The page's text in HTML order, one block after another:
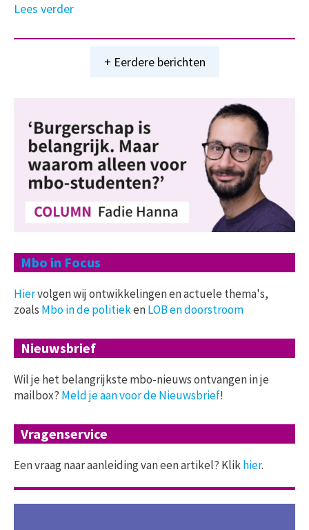
Lees verder
+ Eerdere berichten
Mbo in Focus
Hiervolgen wij ontwikkelingen en actuele thema's,
zoals Mbo in de politiekenLOB en doorstroom
Nieuwsbrief
Wil je het belangrijkste mbo-nieuws ontvangen in je
mailbox? Meld je aan voor de Nieuwsbrief!
Vragenservice
Een vraag naar aanleiding van een artikel? Klikhier.